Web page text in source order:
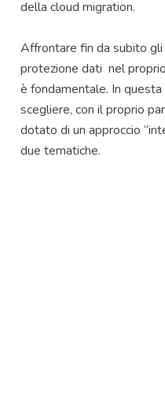
della cloud migration.
Affrontare fin da subito
protezione dati nel
è fondamentale. In
scegliere, con il proprio
dotato di un approccio
due tematiche.